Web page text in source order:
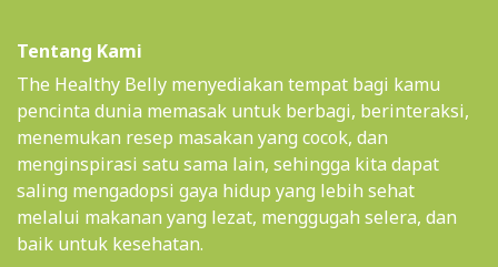
Tentang Kami
The Healthy Belly menyediakan tempat bagi kamu
pencinta dunia memasak untuk berbagi, berinteraksi,
menemukan resep masakan yang cocok, dan
menginspirasi satu sama lain, sehingga kita dapat
saling mengadopsi gaya hidup yang lebih sehat
melalui makanan yang lezat, menggugah selera, dan
baik untuk kesehatan.